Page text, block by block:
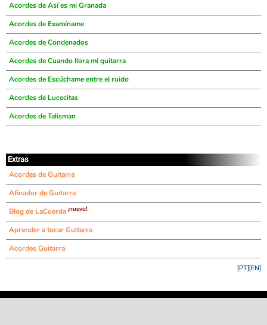
Acordes de Así es mi Granada
Acordes de Examíname
Acordes de Condenados
Acordes de Cuando llora mi guitarra
Acordes de Escúchame entre el ruido
Acordes de Lucecitas
Acordes de Talisman
Extras
Acordes de Guitarra
Afinador de Guitarra
Blog de LaCuerda ¡nuevo!
Aprender a tocar Guitarra
Acordes Guitarra
[EN]
[PT]